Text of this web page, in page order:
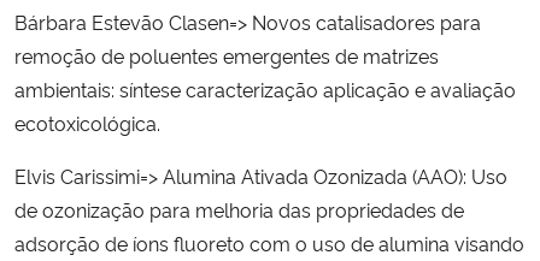
Secretaria de Governo
Gabinete de Segurança Institucional
Advocacia-Geral da União
Banco Central do Brasil
Bárbara Estevão Clasen=> Novos catalisadores para
remoção de poluentes emergentes de matrizes
ambientais: síntese caracterização aplicação e avaliação
ecotoxicológica.
Elvis Carissimi=> Alumina Ativada Ozonizada (AAO): Uso
de ozonização para melhoria das propriedades de
adsorção de íons fluoreto com o uso de alumina visando